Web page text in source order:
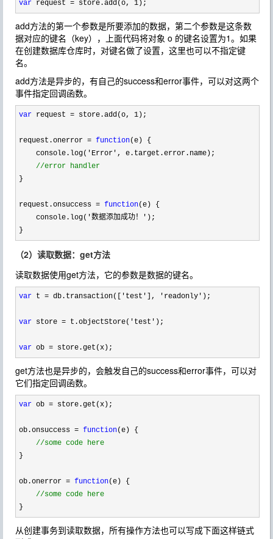
var request = store.add(o, 1);
add方法的第一个参数是所要添加的数据，第二个参数是这条数
据对应的键名（key），上面代码将对象 o 的键名设置为1。如果
在创建数据库仓库时，对键名做了设置，这里也可以不指定键
名。
add方法是异步的，有自己的success和error事件，可以对这两个
事件指定回调函数。
var request = store.add(o, 1 );
request.onerror = function(e) {
    console.log(
'Error' , e.target.error.name);
//error handler
}
request.onsuccess = function(e) {
    console.log(
'数据添加成功！' );
}
（2）读取数据：get方法
读取数据使用get方法，它的参数是数据的键名。
var t = db.transaction(['test'], 'readonly' );
var store = t.objectStore('test' );
var ob = store.get(x);
get方法也是异步的，会触发自己的success和error事件，可以对
它们指定回调函数。
var ob = store.get(x);
ob.onsuccess = function(e) {
//some code here
}
ob.onerror = function(e) {
//some code here
}
从创建事务到读取数据，所有操作方法也可以写成下面这样链式